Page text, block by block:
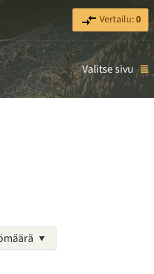
Vertailu:0
Valitse sivu